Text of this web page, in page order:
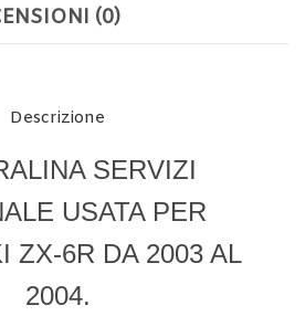
(0)
Descrizione
SERVIZI
USATA PER
ZX-6R DA 2003 AL
2004.